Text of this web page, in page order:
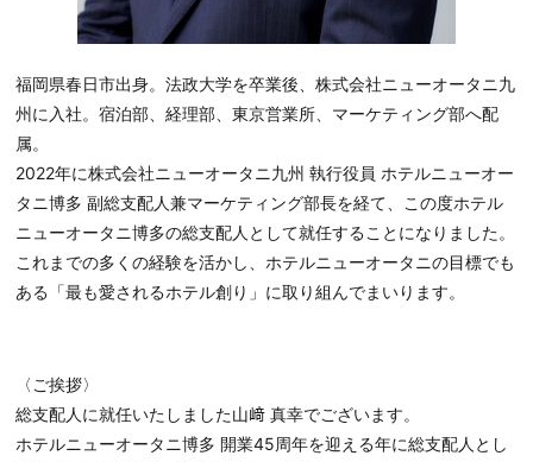
福岡県春日市出身。法政大学を卒業後、株式会社ニューオータニ九
州に入社。宿泊部、経理部、東京営業所、マーケティング部へ配
属。
2022年に株式会社ニューオータニ九州 執行役員 ホテルニューオー
タニ博多 副総支配人兼マーケティング部長を経て、この度ホテル
ニューオータニ博多の総支配人として就任することになりました。
これまでの多くの経験を活かし、ホテルニューオータニの目標でも
ある「最も愛されるホテル創り」に取り組んでまいります。
〈ご挨拶〉
総支配人に就任いたしました山﨑 真幸でございます。
ホテルニューオータニ博多 開業45周年を迎える年に総支配人とし